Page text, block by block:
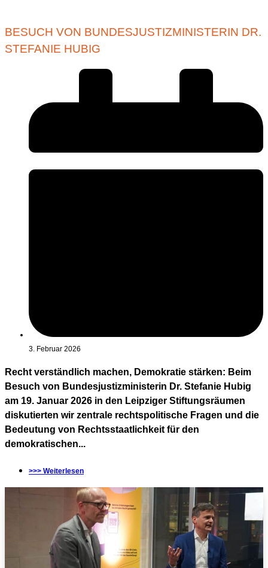
BESUCH VON BUNDESJUSTIZMINISTERIN DR.
STEFANIE HUBIG
3. Februar 2026
Recht verständlich machen, Demokratie stärken: Beim
Besuch von Bundesjustizministerin Dr. Stefanie Hubig
am 19. Januar 2026 in den Leipziger Stiftungsräumen
diskutierten wir zentrale rechtspolitische Fragen und die
Bedeutung von Rechtsstaatlichkeit für den
demokratischen...
>>> Weiterlesen